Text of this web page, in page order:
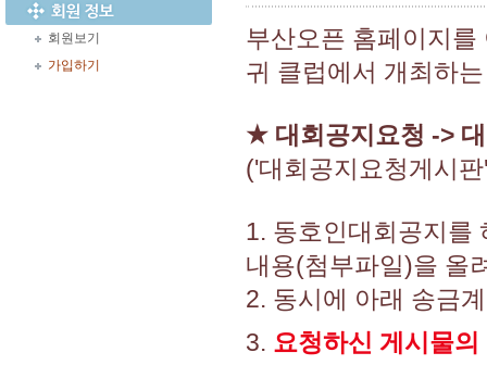
회원보기
가입하기
부산오픈 홈페이지
귀 클럽에서 개최하
★ 대회공지요청 ->
('대회공지요청게시판
1. 동호인대회공지를
내용(첨부파일)을 올
2. 동시에 아래 송금
3. 요청하신 게시물